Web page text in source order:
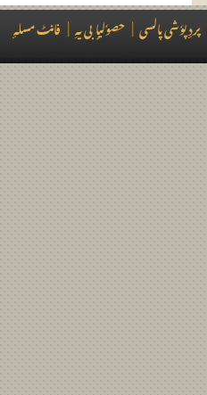
فانٹ مسلہٕ |حصوٗلیاٍبی یہِ |پردٕ پوٗشی پالسی